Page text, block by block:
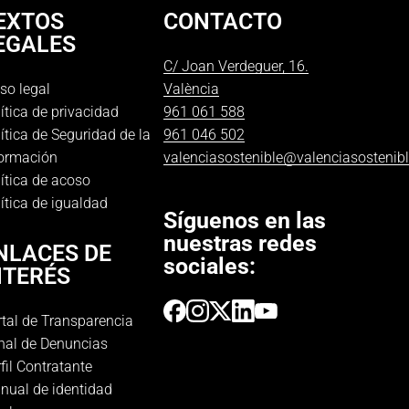
legal
de privacidad
de Seguridad de la
de acoso
de igualdad
DE
de Transparencia
de Denuncias
Contratante
de identidad
CONTACTO
C/ Joan Verdeguer, 16.
València
961 061 588
961 046 502
Síguenos en las
nuestras redes
sociales: